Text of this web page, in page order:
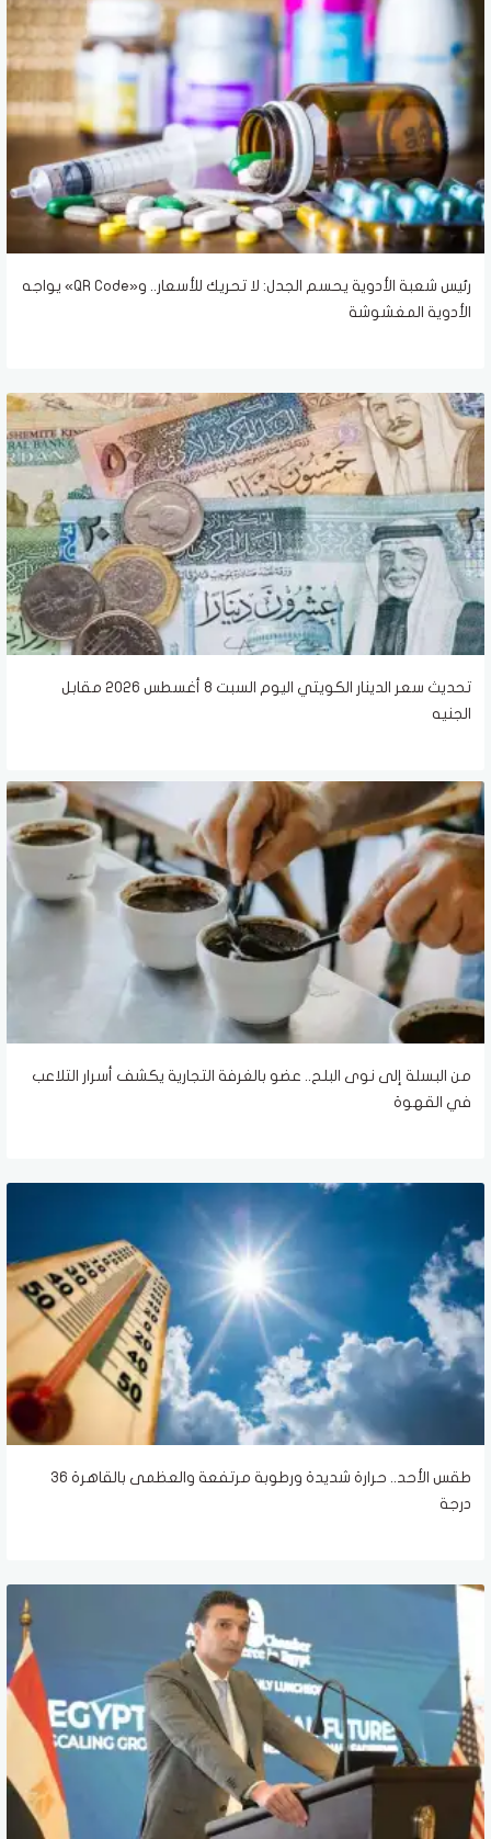
رئيس شعبة الأدوية يحسم الجدل: لا تحريك للأسعار.. و«QR Code» يواجه
الأدوية المغشوشة
تحديث سعر الدينار الكويتي اليوم السبت 8 أغسطس 2026 مقابل
الجنيه
من البسلة إلى نوى البلح.. عضو بالغرفة التجارية يكشف أسرار التلاعب
في القهوة
طقس الأحد.. حرارة شديدة ورطوبة مرتفعة والعظمى بالقاهرة 36
درجة